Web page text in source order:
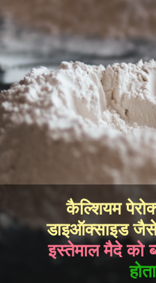
कैल्शियम
डाइऑक्साइड
इस्तेमाल मैदे को